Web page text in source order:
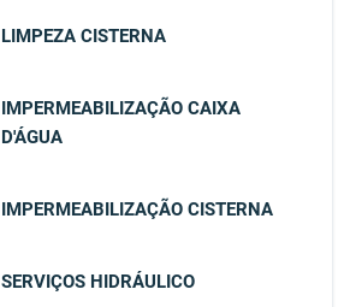
LIMPEZA CISTERNA
IMPERMEABILIZAÇÃO CAIXA
D'ÁGUA
IMPERMEABILIZAÇÃO CISTERNA
SERVIÇOS HIDRÁULICO